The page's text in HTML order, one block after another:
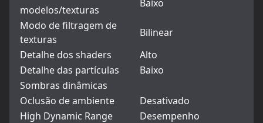
modelos/texturas
Baixo
Modo de filtragem de
texturas
Bilinear
Detalhe dos shaders
Alto
Detalhe das partículas
Baixo
Sombras dinâmicas
Oclusão de ambiente
Desativado
High Dynamic Range
Desempenho